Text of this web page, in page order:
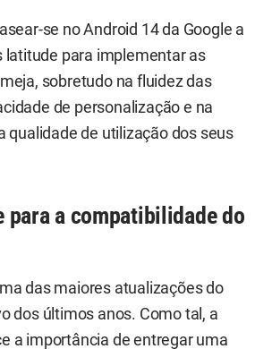
se no Android 14 da Google a
latitude para implementar as
sobretudo na fluidez das
de personalização e na
qualidade de utilização dos seus
para a compatibilidade do
das maiores atualizações do
dos últimos anos. Como tal, a
a importância de entregar uma